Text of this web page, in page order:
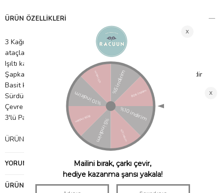
ÜRÜN ÖZELLIKLERI
3 Kağıt mendilden petek cadı şapkası, açık tutmak için gümüş
ataçlar
Işıltı katmak için bir yaprak gümüş eko parıltılı yıldız içerir
Şapkaları asmak için 79 inç gümüş metalik kordon verilmektedir
Basit kendi kendine montaj gereklidir
Sürdürülebilir FSC kağıdı kullanılarak yapılan ambalajlar
Çevre dostu sim
3'lü Paket
ÜRÜN BOYUTLARI: 33,5 cm x 33 cm
YORUMLAR
ÜRÜN ÖNERILERI